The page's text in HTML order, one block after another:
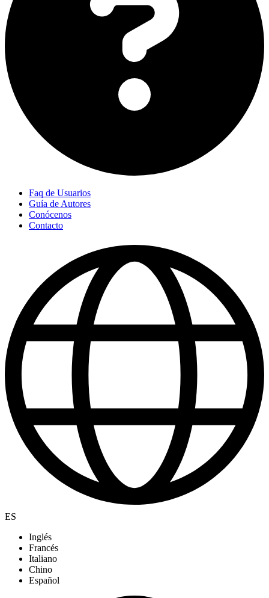
Faq de Usuarios
Guía de Autores
Conócenos
Contacto
ES
Inglés
Francés
Italiano
Chino
Español